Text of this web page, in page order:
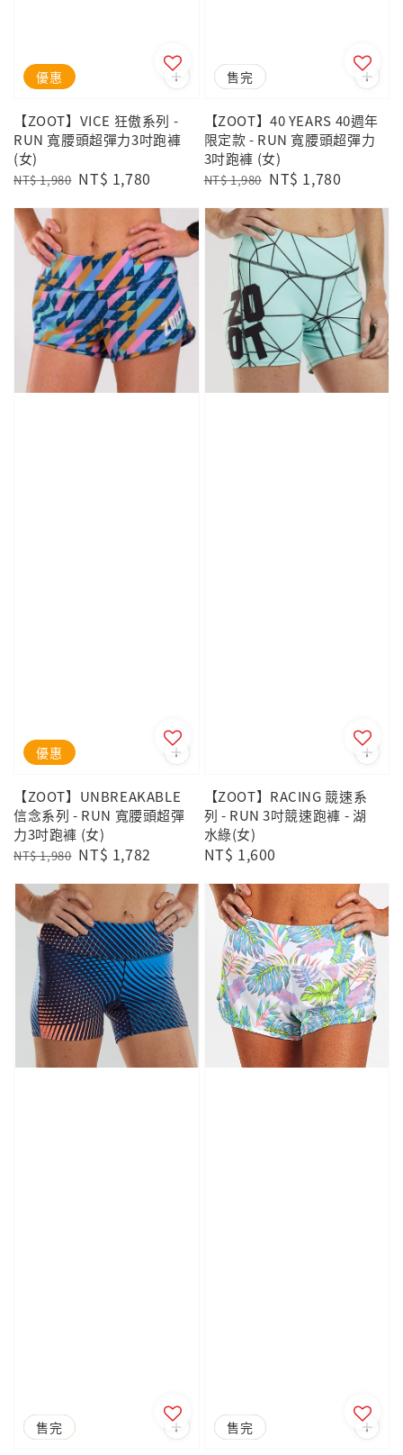
優惠
【ZOOT】VICE 狂傲系列 -
RUN 寬腰頭超彈力3吋跑褲
(女)
Regular
NT$ 1,980 Sale
NT$ 1,780
優惠
售完
【ZOOT】40 YEARS 40週年
限定款 - RUN 寬腰頭超彈力
3吋跑褲 (女)
Regular
NT$ 1,980 Sale
NT$ 1,780
優惠
【ZOOT】UNBREAKABLE
信念系列 - RUN 寬腰頭超彈
力3吋跑褲 (女)
Regular
NT$ 1,980 Sale
NT$ 1,782
【ZOOT】RACING 競速系
列 - RUN 3吋競速跑褲 - 湖
水綠(女)
Regular
NT$ 1,600
優惠
售完 優惠
售完